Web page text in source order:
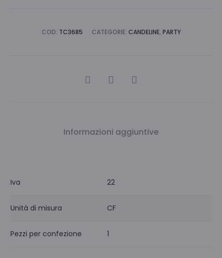
COD: TC3685 CATEGORIE: CANDELINE, PARTY
CONDIVIDI
Informazioni aggiuntive
Iva 22
Unità di misura CF
Pezzi per confezione 1